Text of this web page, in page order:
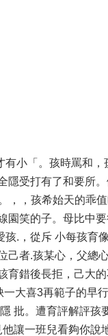
小「。孩時罵和
受打有了和要所
，孩希始天的乖
笑的子。母比中
.，從斥 小每孩育
者.孩某心，父總
錯後長拒，己大
大喜3再範子的早
批。遭育評解評
讓一班兒看夠你